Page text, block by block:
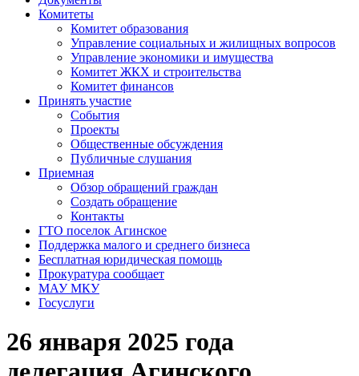
Комитеты
Комитет образования
Управление социальных и жилищных вопросов
Управление экономики и имущества
Комитет ЖКХ и строительства
Комитет финансов
Принять участие
События
Проекты
Общественные обсуждения
Публичные слушания
Приемная
Обзор обращений граждан
Создать обращение
Контакты
ГТО поселок Агинское
Поддержка малого и среднего бизнеса
Бесплатная юридическая помощь
Прокуратура сообщает
МАУ МКУ
Госуслуги
26 января 2025 года